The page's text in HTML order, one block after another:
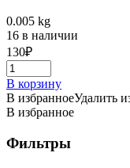
0.005 kg
16 в наличии
130₽
В корзину
В избранноеУдалить
В избранное
Фильтры